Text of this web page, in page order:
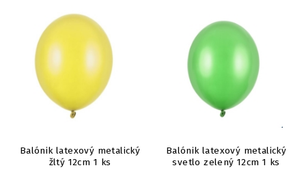
Balónik latexový metalický
žltý 12cm 1 ks
Balónik latexový metalický
svetlo zelený 12cm 1 ks